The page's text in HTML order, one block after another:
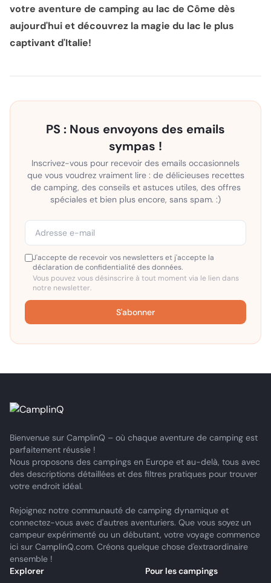
votre aventure de camping au lac de Côme dès
aujourd'hui et découvrez la magie du lac le plus
captivant d'Italie!
PS : Nous envoyons des emails
sympas !
Inscrivez-vous pour recevoir des emails occasionnels
que vous voudrez vraiment lire : de délicieuses recettes
de camping, des conseils et astuces utiles, des offres
spéciales et bien plus encore, sans spam. :)
J'accepte de recevoir vos newsletters et j'accepte la
déclaration de confidentialité des données.
Vous pouvez vous désinscrire à tout moment via le lien dans
notre newsletter.
S'abonner
Bienvenue sur CamplinQ – où chaque aventure de camping est
parfaitement réussie !
Nous proposons des campings en Europe et au-delà, tous avec
des descriptions détaillées et des filtres pratiques pour trouver
votre endroit idéal.
Rejoignez notre communauté de camping dynamique et
connectez-vous avec d'autres aventuriers. Que vous soyez un
campeur expérimenté ou un débutant, votre voyage commence
ici sur CamplinQ.com. Créons quelque chose d'extraordinaire
ensemble !
Explorer
Pour les campings